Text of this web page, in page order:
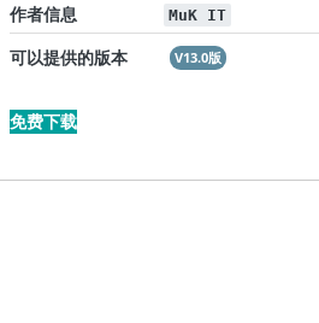
作者信息 MuK IT
可以提供的版本 V13.0版
免费下载